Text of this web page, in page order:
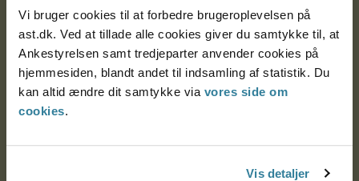
Vi bruger cookies til at forbedre brugeroplevelsen på
ast.dk. Ved at tillade alle cookies giver du samtykke til, at
Ankestyrelsen samt tredjeparter anvender cookies på
hjemmesiden, blandt andet til indsamling af statistik. Du
kan altid ændre dit samtykke via vores side om
cookies.
Vis detaljer
Ankestyrelsen
Postadresse:
Nytorv 7, 2. sal
9000 Aalborg